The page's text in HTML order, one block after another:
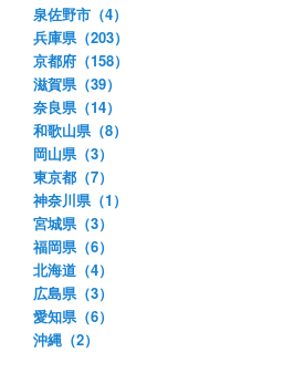
泉佐野市（4）
兵庫県（203）
京都府（158）
滋賀県（39）
奈良県（14）
和歌山県（8）
岡山県（3）
東京都（7）
神奈川県（1）
宮城県（3）
福岡県（6）
北海道（4）
広島県（3）
愛知県（6）
沖縄（2）